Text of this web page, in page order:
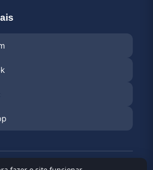
Rental KGV 2026 •